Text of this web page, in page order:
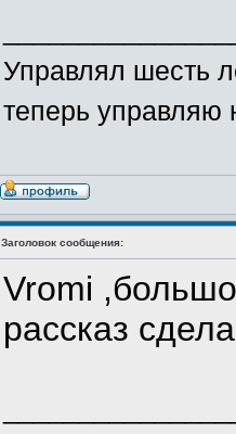
Управлял шесть
теперь управляю
Заголовок сообщения:
Vromi
рассказ